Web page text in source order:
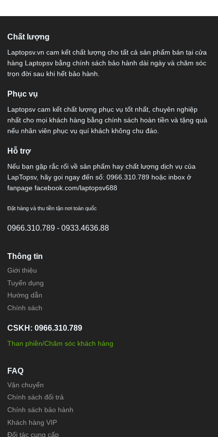
Chất lượng
Laptopsv.vn cam kết chất lượng cho tất cả sản phẩm bán tại cửa
hàng Laptopsv bằng chính sách bảo hành dài ngày và chăm sóc
trọn đời sau khi hết bảo hành.
Phục vụ
Laptopsv cam kết chất lượng phục vụ tốt nhất, chuyên nghiệp
nhất cho mọi khách hàng bằng chính sách hoàn tiền và tặng quà
nếu nhân viên phục vụ quí khách không chu đáo.
Hỗ trợ
Nếu bạn gặp rắc rối về sản phẩm hay chất lượng dịch vụ của
LapTopsv, hãy gọi ngay đến số: 0966.310.789 hoặc inbox ở
fanpage facebook.com/laptopsv688
Đặt hàng và thu tiền tận nơi toàn quốc
0966.310.789 - 0933.4636.88
Thông tin
Giới thiệu
Tuyển dụng
Hướng dẫn
Chính sách
CSKH: 0966.310.789
Than phiền/Chăm sóc khách hàng
FAQ
Vận chuyển
Chính sách đổi trả
Chính sách bảo hành
Khách hàng VIP
Đối tác cung cấp